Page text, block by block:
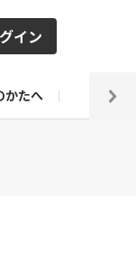
イン
かたへ 編集